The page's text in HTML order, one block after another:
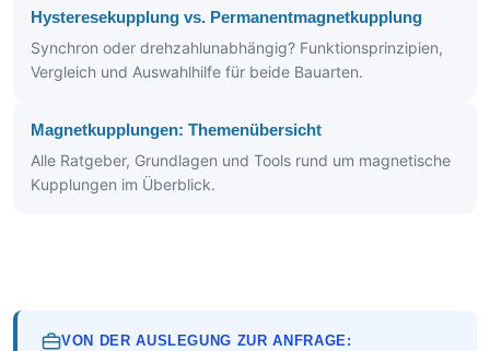
Hysteresekupplung vs. Permanentmagnetkupplung
Synchron oder drehzahlunabhängig? Funktionsprinzipien,
Vergleich und Auswahlhilfe für beide Bauarten.
Magnetkupplungen: Themenübersicht
Alle Ratgeber, Grundlagen und Tools rund um magnetische
Kupplungen im Überblick.
VON DER AUSLEGUNG ZUR ANFRAGE: